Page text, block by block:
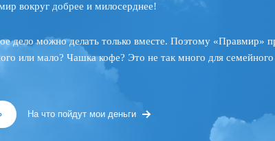
вокруг добрее и милосерднее!
дело можно делать только вместе. Поэтому «Правмир»
или мало? Чашка кофе? Это не так много для
На что пойдут мои деньги